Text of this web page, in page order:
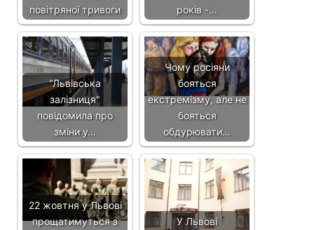
повітряної тривоги
років -…
"Львівська
залізниця"
повідомила про
зміни у…
Чому росіяни
бояться
екстремізму, але не
бояться
обдурювати…
22 жовтня у Львові
прощатимуться з
У Львові